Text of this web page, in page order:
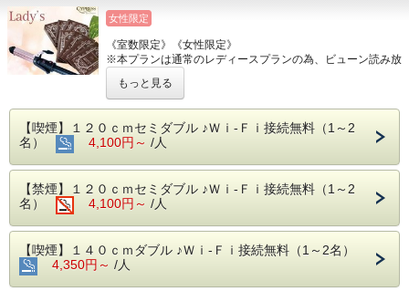
※PayPayでのご決済が可能です。
■AEDのご案内■
※1階エントランスホールに設置がございます。
の前で便利！
※営業時間は変動する場合がございます。
⑥オプション
【連泊される方におススメ】※前日までにお申し付け下さ
い。
・ベッドメイキング 1,000円/1回
・ステイ清掃 3,000円/1回
【ミニキッチンご利用の方におススメ】※在庫に限りがござ
います。
・鍋フライパンセット 300円/1泊
・食器セット 300円/1泊
■主な駅・観光スポットのご案内■
【主な駅】 ※乗り換え無しで東京都心部へ楽々アクセス！
東京駅（13分）・秋葉原駅（14分）・品川（23分）・新宿
（32分）など
【主な観光スポット】 ※徒歩・乗り継ぎ所要時間含む
〇乗り換え無しでOK！…両国国技館（13分）・東京ドーム
（24分）・東京スカイツリー（21分）・浅草雷門（34分）
※東京スカイツリー・浅草雷門はバスなら１本でOK！（新
小岩駅東北広場/土日祝のみ運行）
女性限定
《室数限定》《女性限定》
※本プランは通常のレディースプランの為、ビューン読み放
​ サービスはございません。
①スキンケア4点セット付き♪
②ヘアアイロンをお部屋に設置♪
①アクセス
JR新小岩駅北口より徒歩1分！東京の出張・研修・観光の拠
②インターネット環境
全室WI-FI接続無料・有線LANケーブルご用意しておりま
す。
もっと見る
【喫煙】１２０ｃｍセミダブル ♪Ｗｉ-Ｆｉ接続無料（1～2
名）
4,100円～ /人
【禁煙】１２０ｃｍセミダブル ♪Ｗｉ-Ｆｉ接続無料（1～2
名）
4,100円～ /人
【喫煙】１４０ｃｍダブル ♪Ｗｉ-Ｆｉ接続無料（1～2名）
4,350円～ /人